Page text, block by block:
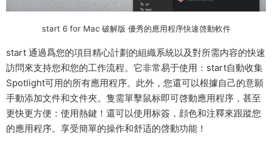
start 6 for Mac 破解版 優秀的應用程序快速啓動軟件
start 通過爲您的項目精心計劃的組織系統以及對所需内容的快速
訪問來支持您和您的工作流程。它非常易于使用：start自動收集
Spotlight可用的所有應用程序。此外，您還可以根據自己的意願
手動添加文件和文件夾。隻需單擊鼠标即可啓動應用程序，甚至
更快更方便：使用熱鍵！還可以使用标簽，顔色和注釋來跟蹤您
的應用程序。享受簡單的操作和舒适的啓動功能！